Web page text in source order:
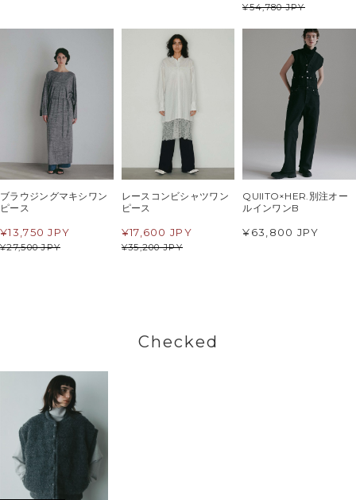
¥54,780 JPY
ブラウジングマキシワン
ピース
¥27,500 JPY
¥13,750 JPY
レースコンビシャツワン
ピース
¥35,200 JPY
¥17,600 JPY
QUIITO×HER.別注オー
ルインワンB
¥63,800 JPY
Checked